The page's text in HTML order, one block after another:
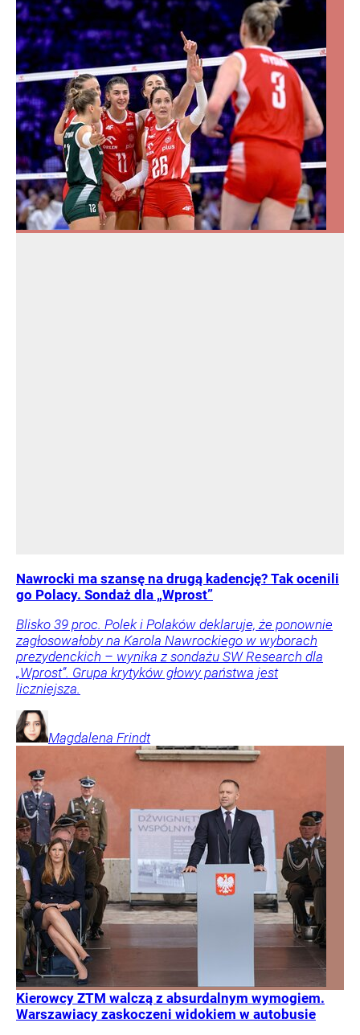
Nawrocki ma szansę na drugą kadencję? Tak ocenili
go Polacy. Sondaż dla „Wprost”
Blisko 39 proc. Polek i Polaków deklaruje, że ponownie
zagłosowałoby na Karola Nawrockiego w wyborach
prezydenckich – wynika z sondażu SW Research dla
„Wprost”. Grupa krytyków głowy państwa jest
liczniejsza.
Magdalena Frindt
Kierowcy ZTM walczą z absurdalnym wymogiem.
Warszawiacy zaskoczeni widokiem w autobusie